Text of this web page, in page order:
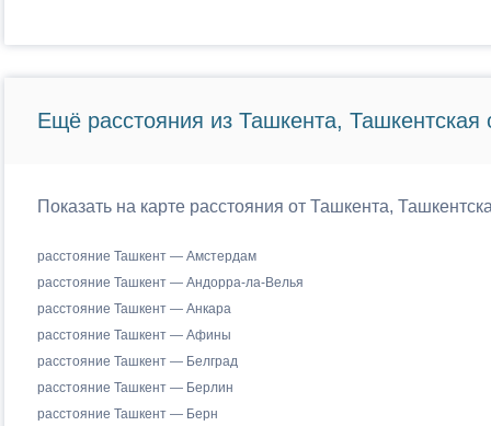
Ещё расстояния из Ташкента, Ташкентская
Показать на карте расстояния от Ташкента,
расстояние Ташкент — Амстердам
расстояние Ташкент — Андорра-ла-Велья
расстояние Ташкент — Анкара
расстояние Ташкент — Афины
расстояние Ташкент — Белград
расстояние Ташкент — Берлин
расстояние Ташкент — Берн